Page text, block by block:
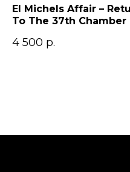
El Michels Affair –
To The 37th Chamber
4 500 р.